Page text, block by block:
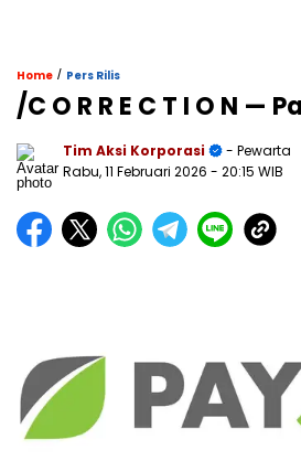
Home / Pers Rilis
/C O R R E C T I O N —
Tim Aksi Korporasi
- Pewarta
Rabu, 11 Februari 2026 - 20:15 WIB